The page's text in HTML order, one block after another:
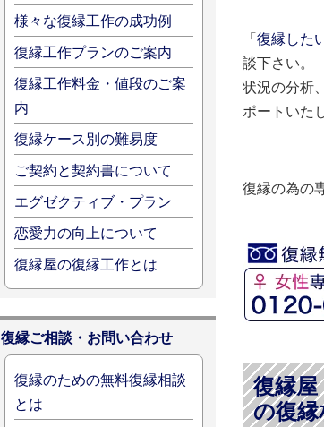
「 復縁した
談下さい。
状況の分析
ポートいた
復縁の為の
復縁
の復縁
様々な復縁工作の成功例
復縁工作プランのご案内
復縁工作料金・値段のご案
内
復縁ケース別の難易度
ご契約と契約書について
エグゼクティブ・プラン
恋愛力の向上について
復縁屋の復縁工作とは
復縁ご相談・お問い合わせ
復縁のための無料復縁相談
とは